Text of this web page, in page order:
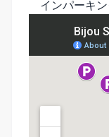
インパーキ